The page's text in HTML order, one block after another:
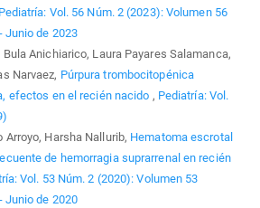
Pediatría: Vol. 56 Núm. 2 (2023): Volumen 56
Junio de 2023
Bula Anichiarico, Laura Payares Salamanca,
Narvaez, Púrpura trombocitopénica
efectos en el recién nacido , Pediatría: Vol.
Arroyo, Harsha Nallurib, Hematoma escrotal
de hemorragia suprarrenal en recién
Vol. 53 Núm. 2 (2020): Volumen 53
Junio de 2020